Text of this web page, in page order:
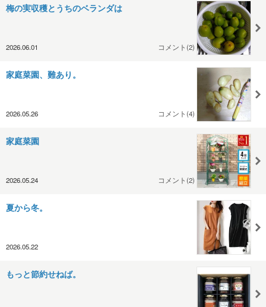
梅の実収穫とうちのベランダは
2026.06.01 コメント(2)
家庭菜園、難あり。
2026.05.26 コメント(4)
家庭菜園
2026.05.24 コメント(2)
夏から冬。
2026.05.22
もっと節約せねば。